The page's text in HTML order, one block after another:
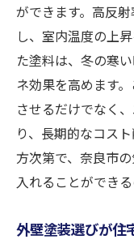
ができます。高反
し、室内温度の上
た塗料は、冬の寒
ネ効果を高めます
させるだけでなく
り、長期的なコス
方次第で、奈良市
入れることができる
外壁塗装選びが住